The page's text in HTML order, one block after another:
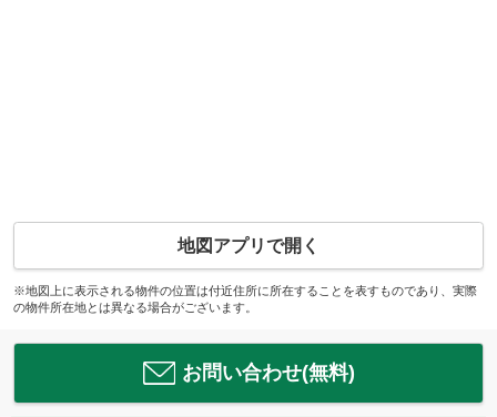
地図アプリで開く
※地図上に表示される物件の位置は付近住所に所在することを表すものであり、実際
の物件所在地とは異なる場合がございます。
お問い合わせ(無料)